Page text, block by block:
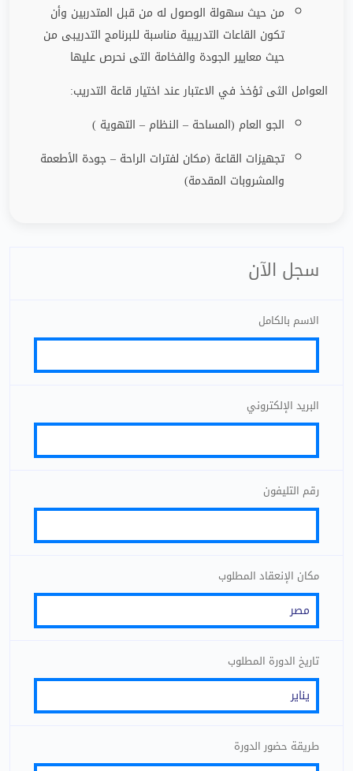
من حيث سهولة الوصول له من قبل المتدربين وأن
تكون القاعات التدريبية مناسبة للبرنامج التدريبى من
حيث معايير الجودة والفخامة التى نحرص عليها
العوامل الثى ثؤخذ في الاعتبار عند اختيار قاعة التدريب:
الجو العام (المساحة – النظام – التهوية )
تجهيزات القاعة (مكان لفترات الراحة –جودة الأطعمة
والمشروبات المقدمة)
سجل الآن
الاسم بالكامل
البريد الإلكتروني
رقم التليفون
مكان الإنعقاد المطلوب
تاريخ الدورة المطلوب
طريقة حضور الدورة